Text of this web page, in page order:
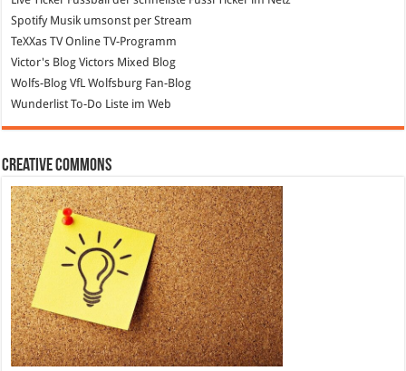
SpotifyMusik umsonst per Stream
TeXXas TVOnline TV-Programm
Victor's Blog Victors Mixed Blog
Wolfs-Blog VfL Wolfsburg Fan-Blog
Wunderlist To-Do Liste im Web
Creative Commons